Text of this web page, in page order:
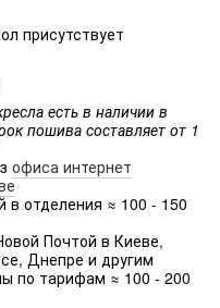
присутствует
есть в наличии в
пошива составляет от 1
офиса интернет
в отделения ≈ 100 - 150
Почтой в Киеве,
Днепре и другим
по тарифам ≈ 100 - 200